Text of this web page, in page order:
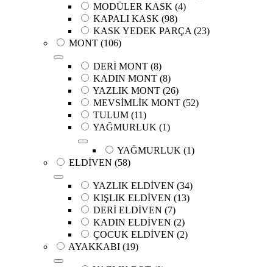
MODÜLER KASK (4)
KAPALI KASK (98)
KASK YEDEK PARÇA (23)
MONT (106)
DERİ MONT (8)
KADIN MONT (8)
YAZLIK MONT (26)
MEVSİMLİK MONT (52)
TULUM (11)
YAĞMURLUK (1)
YAĞMURLUK (1)
ELDİVEN (58)
YAZLIK ELDİVEN (34)
KIŞLIK ELDİVEN (13)
DERİ ELDİVEN (7)
KADIN ELDİVEN (2)
ÇOCUK ELDİVEN (2)
AYAKKABI (19)